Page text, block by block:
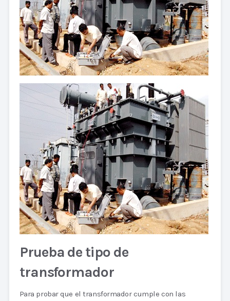
Prueba de tipo de
transformador
Para probar que el transformador cumple con las